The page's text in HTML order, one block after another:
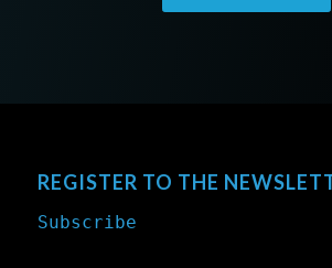
REGISTER TO THE
Subscribe